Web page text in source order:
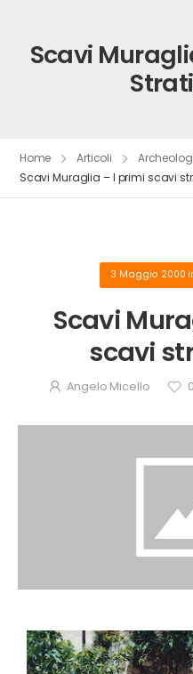
Scavi
Home Articoli
Scavi Muraglia – I primi scavi
3 Maggio 2000
Scavi
scavi
Angelo Micello 0